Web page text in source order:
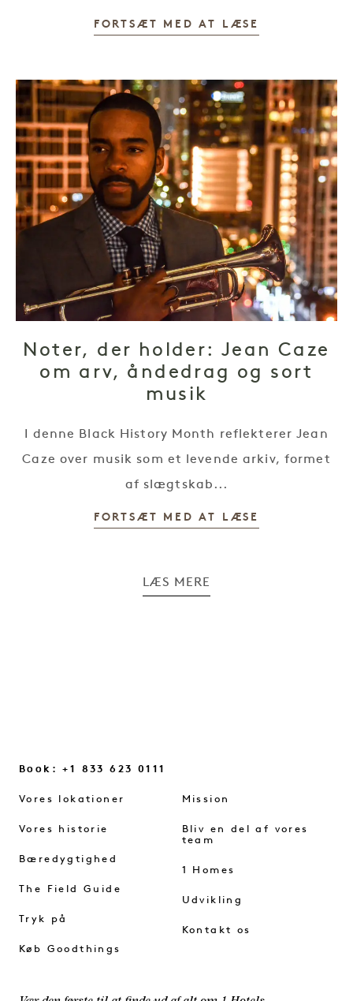
FORTSÆT MED AT LÆSE
Noter, der holder: Jean Caze
om arv, åndedrag og sort
musik
I denne Black History Month reflekterer Jean
Caze over musik som et levende arkiv, formet
af slægtskab...
FORTSÆT MED AT LÆSE
LÆS MERE
Book: +1 833 623 0111
Vores lokationer
Vores historie
Bæredygtighed
The Field Guide
Tryk på
Køb Goodthings
Mission
Bliv en del af vores
team
1 Homes
Udvikling
Kontakt os